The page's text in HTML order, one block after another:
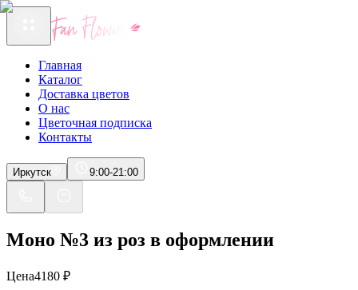
Главная
Каталог
Доставка цветов
О нас
Цветочная подписка
Контакты
Иркутск 9:00-21:00
Моно №3 из роз в оформлении
Цена4180 ₽